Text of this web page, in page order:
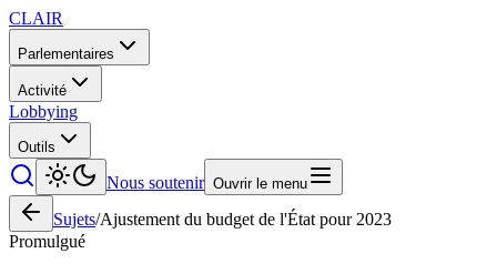
CLAIR
Parlementaires
Activité
Lobbying
Outils
Nous soutenir Ouvrir le menu
Sujets/Ajustement du budget de l'État pour 2023
Promulgué